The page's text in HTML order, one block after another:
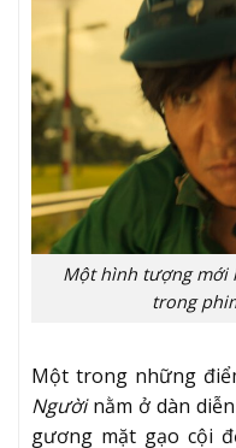
Một hình tượng mới
trong
Một trong những
Ngườinằm ở dàn
gương mặt gạo cội